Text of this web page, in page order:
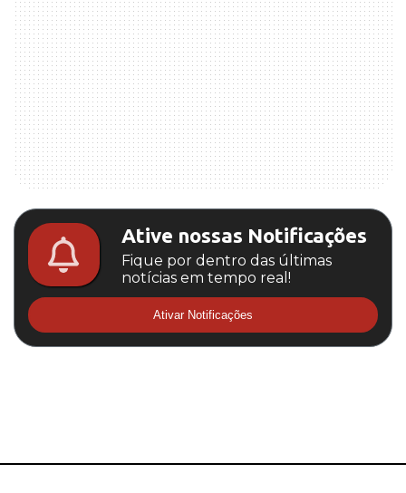
Ative nossas Notificações
Fique por dentro das últimas
notícias em tempo real!
Ativar Notificações